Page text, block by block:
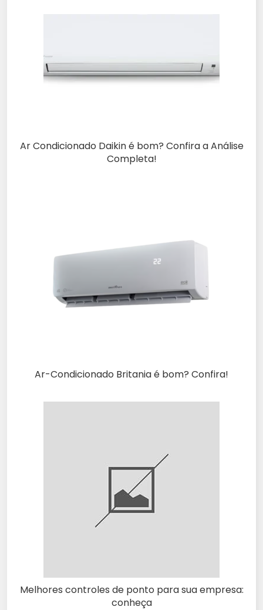
Ar Condicionado Daikin é bom? Confira a Análise
Completa!
Ar-Condicionado Britania é bom? Confira!
Melhores controles de ponto para sua empresa:
conheça